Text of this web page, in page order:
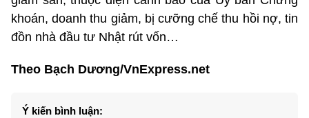
khoán, doanh thu giảm, bị cưỡng chế thu hồi nợ, tin
đồn nhà đầu tư Nhật rút vốn…
Theo Bạch Dương/VnExpress.net
Ý kiến bình luận: